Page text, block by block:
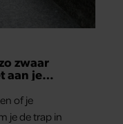
zwaar
aan je
of je
je de trap in